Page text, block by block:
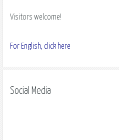
Visitors welcome!
For English, click here
Social Media